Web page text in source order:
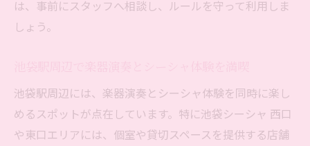
は、事前にスタッフへ相談し、ルールを守って利用しま
しょう。
池袋駅周辺には、楽器演奏とシーシャ体験を同時に楽し
めるスポットが点在しています。特に池袋シーシャ 西口
や東口エリアには、個室や貸切スペースを提供する店舗